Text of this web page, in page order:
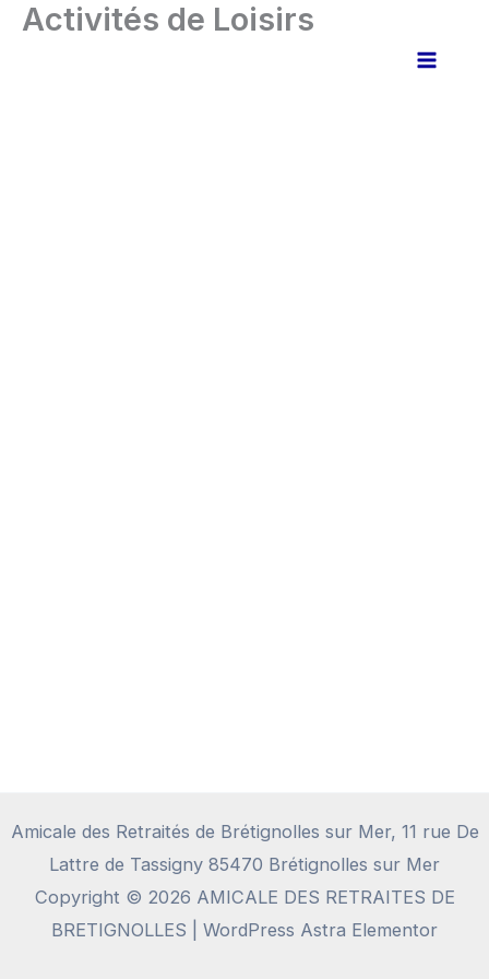
AllerActivités de Loisirs
Amicale des Retraités de Brétignolles sur Mer, 11 rue De
Lattre de Tassigny 85470 Brétignolles sur Mer
Copyright © 2026 AMICALE DES RETRAITES DE
BRETIGNOLLES | WordPress Astra Elementor